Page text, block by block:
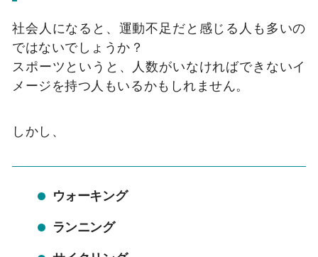
社会人になると、運動不足だと感じる人も多いの
ではないでしょうか？
スポーツというと、人数がいなければできないイ
メージを持つ人もいるかもしれません。
しかし、
ウォーキング
ランニング